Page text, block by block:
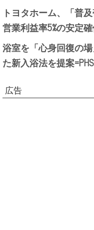
トヨタホーム、「普
営業利益率5%の安定
浴室を「心身回復の
た新入浴法を提案=PHS
広告